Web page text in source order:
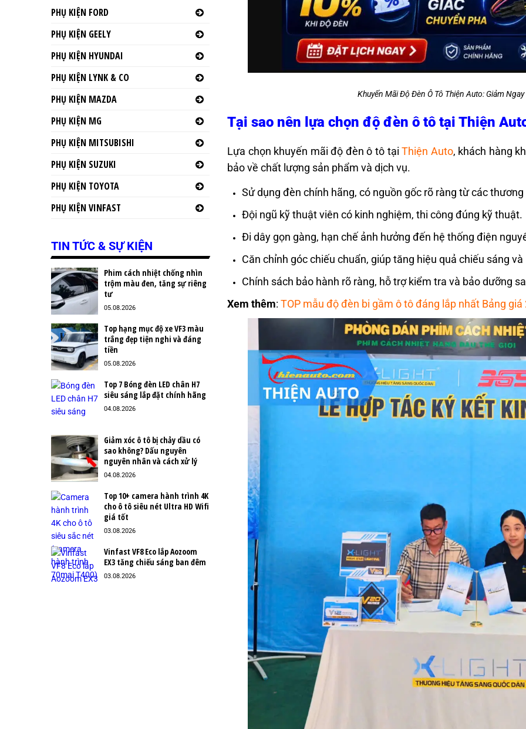
Khuyến Mãi Độ Đèn Ô Tô Thiện Auto: Giảm
Tại sao nên lựa chọn độ đèn ô tô tại Thiện
Lựa chọn khuyến mãi độ đèn ô tô tạiThiện Auto, khách hàng
bảo về chất lượng sản phẩm và dịch vụ.
Sử dụng đèn chính hãng, có nguồn gốc rõ ràng từ các
Đội ngũ kỹ thuật viên có kinh nghiệm, thi công đúng kỹ thuật.
Đi dây gọn gàng, hạn chế ảnh hưởng đến hệ thống điện
Căn chỉnh góc chiếu chuẩn, giúp tăng hiệu quả chiếu sáng
Chính sách bảo hành rõ ràng, hỗ trợ kiểm tra và bảo dưỡng
Xem thêm: TOP mẫu độ đèn bi gầm ô tô đáng lắp nhất Bảng giá
PHỤ KIỆN FORD
PHỤ KIỆN GEELY
PHỤ KIỆN HYUNDAI
PHỤ KIỆN LYNK & CO
PHỤ KIỆN MAZDA
PHỤ KIỆN MG
PHỤ KIỆN MITSUBISHI
PHỤ KIỆN SUZUKI
PHỤ KIỆN TOYOTA
PHỤ KIỆN VINFAST
TIN TỨC & SỰ KIỆN
Phim cách nhiệt chống nhìn
trộm màu đen, tăng sự riêng
tư
05.08.2026
Top hạng mục độ xe VF3 màu
trắng đẹp tiện nghi và đáng
tiền
05.08.2026
Top 7 Bóng đèn LED chân H7
siêu sáng lắp đặt chính hãng
04.08.2026
Giảm xóc ô tô bị chảy dầu có
sao không? Dấu nguyên
nguyên nhân và cách xử lý
04.08.2026
Top 10+ camera hành trình 4K
cho ô tô siêu nét Ultra HD Wifi
giá tốt
03.08.2026
Vinfast VF8 Eco lắp Aozoom
EX3 tăng chiếu sáng ban đêm
03.08.2026